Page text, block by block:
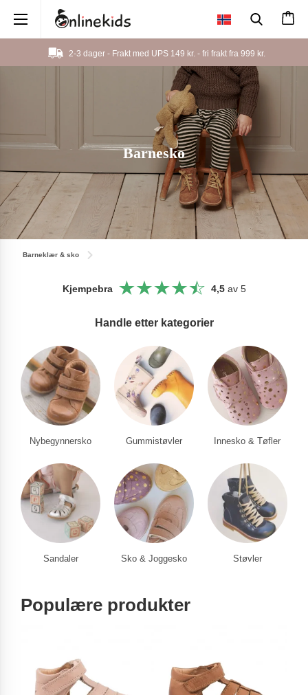
2-3 dager - Frakt med UPS 149 kr. - fri frakt fra999 kr.
Barnesko
Barneklær & sko
Kjempebra 4,5av 5
Handle etter kategorier
Nybegynnersko Gummistøvler Innesko & Tøfler
Sandaler Sko & Joggesko Støvler
Populære produkter